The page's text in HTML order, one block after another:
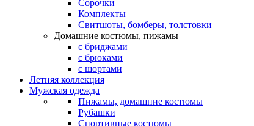
Сорочки
Комплекты
Свитшоты, бомберы, толстовки
Домашние костюмы, пижамы
с бриджами
с брюками
с шортами
Летняя коллекция
Мужская одежда
Пижамы, домашние костюмы
Рубашки
Спортивные костюмы